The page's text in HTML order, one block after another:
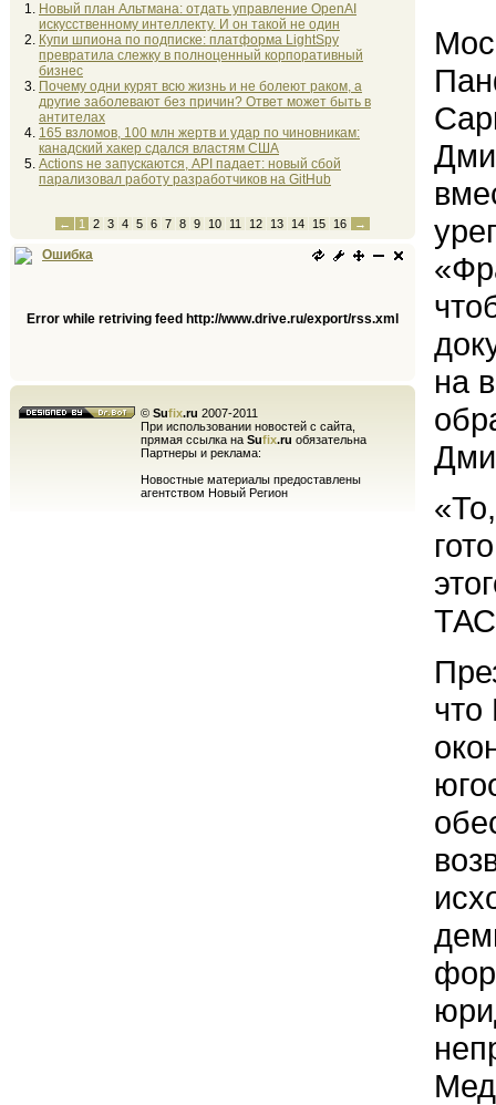
Новый план Альтмана: отдать управление OpenAI
искусственному интеллекту. И он такой не один
Купи шпиона по подписке: платформа LightSpy
превратила слежку в полноценный корпоративный
бизнес
Почему одни курят всю жизнь и не болеют раком, а
другие заболевают без причин? Ответ может быть в
антителах
165 взломов, 100 млн жертв и удар по чиновникам:
канадский хакер сдался властям США
Actions не запускаются, API падает: новый сбой
парализовал работу разработчиков на GitHub
← 1 2 3 4 5 6 7 8 9 10 11 12 13 14 15 16 →
Ошибка
Error while retriving feed http://www.drive.ru/export/rss.xml
© Sufix.ru 2007-2011
При использовании новостей с сайта,
прямая ссылка на Sufix.ru обязательна
Партнеры и реклама:
Новостные материалы предоставлены
агентством Новый Регион
на
что